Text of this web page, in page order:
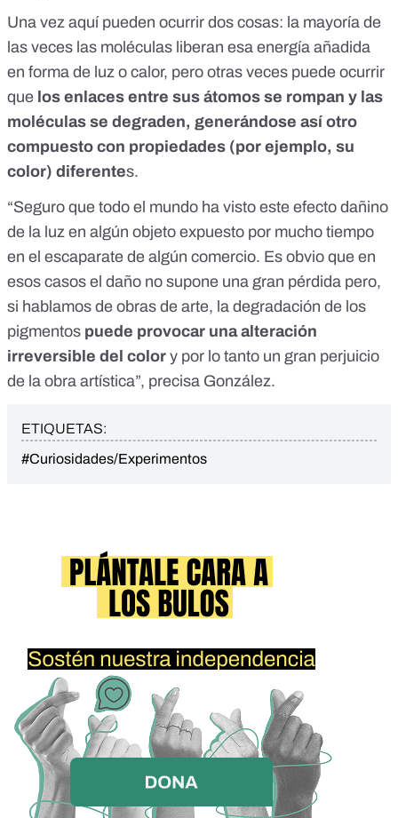
Una vez aquí pueden ocurrir dos cosas: la mayoría de
las veces las moléculas liberan esa energía añadida
en forma de luz o calor, pero otras veces puede ocurrir
que los enlaces entre sus átomos se rompan y las
moléculas se degraden, generándose así otro
compuesto con propiedades (por ejemplo, su
color) diferentes.
“Seguro que todo el mundo ha visto este efecto dañino
de la luz en algún objeto expuesto por mucho tiempo
en el escaparate de algún comercio. Es obvio que en
esos casos el daño no supone una gran pérdida pero,
si hablamos de obras de arte, la degradación de los
pigmentos puede provocar una alteración
irreversible del color y por lo tanto un gran perjuicio
de la obra artística”, precisa González.
ETIQUETAS:
#Curiosidades/Experimentos